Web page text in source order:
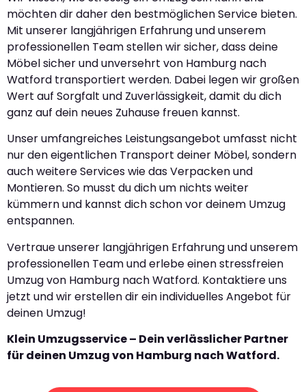
möchten dir daher den bestmöglichen Service bieten.
Mit unserer langjährigen Erfahrung und unserem
professionellen Team stellen wir sicher, dass deine
Möbel sicher und unversehrt von Hamburg nach
Watford transportiert werden. Dabei legen wir großen
Wert auf Sorgfalt und Zuverlässigkeit, damit du dich
ganz auf dein neues Zuhause freuen kannst.
Unser umfangreiches Leistungsangebot umfasst nicht
nur den eigentlichen Transport deiner Möbel, sondern
auch weitere Services wie das Verpacken und
Montieren. So musst du dich um nichts weiter
kümmern und kannst dich schon vor deinem Umzug
entspannen.
Vertraue unserer langjährigen Erfahrung und unserem
professionellen Team und erlebe einen stressfreien
Umzug von Hamburg nach Watford. Kontaktiere uns
jetzt und wir erstellen dir ein individuelles Angebot für
deinen Umzug!
Klein Umzugsservice – Dein verlässlicher Partner
für deinen Umzug von Hamburg nach Watford.